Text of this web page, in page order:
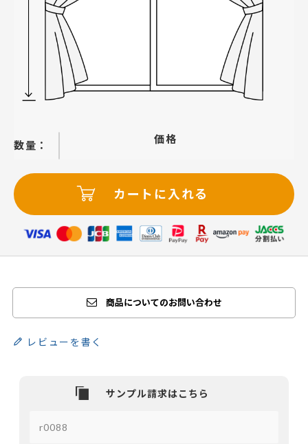
価格
カートに入れる
商品についてのお問い合わせ
レビューを書く